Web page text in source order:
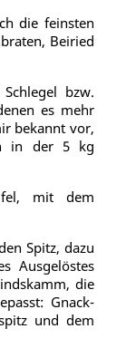
die feinsten
Beiried
bzw.
es mehr
bekannt vor,
in der 5 kg
mit dem
Spitz, dazu
Ausgelöstes
die
Gnack-
und dem